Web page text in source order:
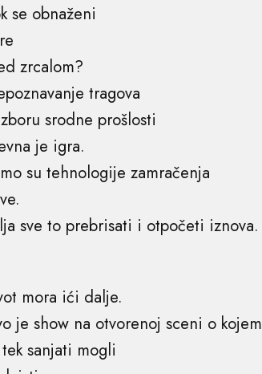
se obnaženi
zrcalom?
tragova
srodne prošlosti
je igra.
su tehnologije zamračenja
sve to prebrisati i otpočeti iznova.
mora ići dalje.
je show na otvorenoj sceni o kojem
sanjati mogli